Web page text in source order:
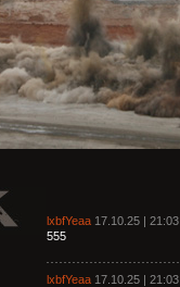
lxbfYeaa 17.10.25 | 21:03
555
lxbfYeaa 17.10.25 | 21:03